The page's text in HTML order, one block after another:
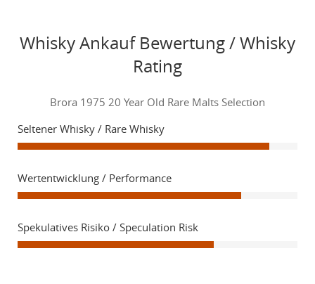
Whisky Ankauf Bewertung / Whisky
Rating
Brora 1975 20 Year Old Rare Malts Selection
Seltener Whisky / Rare Whisky
Wertentwicklung / Performance
Spekulatives Risiko / Speculation Risk